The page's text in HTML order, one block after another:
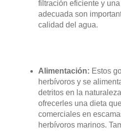
filtración eficiente y
adecuada son
calidad del agua.
Alimentación: Estos
herbívoros y se
detritos en la
ofrecerles una dieta
comerciales en
herbívoros marinos.